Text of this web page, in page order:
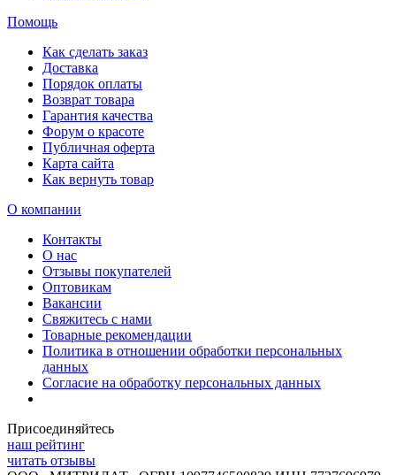
Помощь
Как сделать заказ
Доставка
Порядок оплаты
Возврат товара
Гарантия качества
Форум о красоте
Публичная оферта
Карта сайта
Как вернуть товар
О компании
Контакты
О нас
Отзывы покупателей
Оптовикам
Вакансии
Свяжитесь с нами
Товарные рекомендации
Политика в отношении обработки персональных
данных
Согласие на обработку персональных данных
Присоединяйтесь
наш рейтинг
читать отзывы